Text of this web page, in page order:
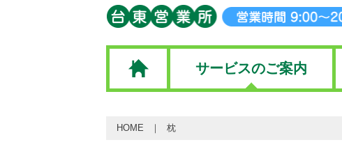
サービスのご案内
HOME 枕